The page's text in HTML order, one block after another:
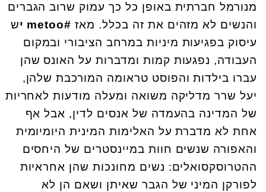
מנורמל חברתית באופן כל כך עמוק שרוב הגברים
והנשים לא מזהים את זה בכלל. מאז #metoo י
ש
עיסוק בפגיעות מיניות במרחב הציבורי ובמקום
העבודה, נפגעות קמות ומדברות על האונס שהן
עברו בילדות והפוסט טראומה המורכבת שלהן,
יעל שרר מדליקה משואה ומעלה מודעות לאחריות
של המדינה בהעמדה של אנסים לדין, אבל אף
אחת לא מדברת על האלימות המינית היומיומית
והאפורה שנשים חוות במיינסטרים של היחסים
ההטרוסקסואלים: נשים מחונכות שהן אחראיות
לפורקן המיני של הגבר שאיתן ושאם הן לא